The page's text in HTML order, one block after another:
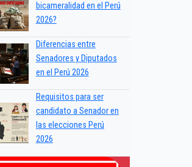
bicameralidad en el Perú
2026?
Diferencias entre
Senadores y Diputados
en el Perú 2026
Requisitos para ser
candidato a Senador en
las elecciones Perú
2026